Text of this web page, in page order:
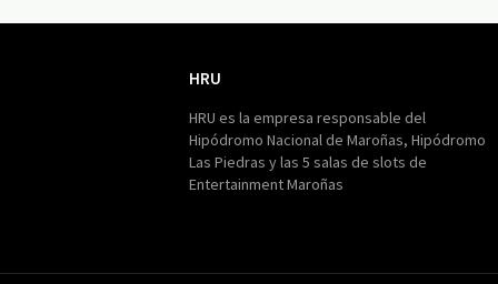
HRU
HRU es la empresa responsable del
Hipódromo Nacional de Maroñas, Hipódromo
Las Piedras y las 5 salas de slots de
Entertainment Maroñas